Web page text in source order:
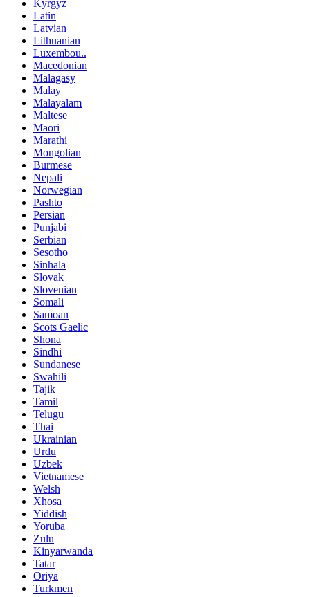
Kyrgyz
Latin
Latvian
Lithuanian
Luxembou..
Macedonian
Malagasy
Malay
Malayalam
Maltese
Maori
Marathi
Mongolian
Burmese
Nepali
Norwegian
Pashto
Persian
Punjabi
Serbian
Sesotho
Sinhala
Slovak
Slovenian
Somali
Samoan
Scots Gaelic
Shona
Sindhi
Sundanese
Swahili
Tajik
Tamil
Telugu
Thai
Ukrainian
Urdu
Uzbek
Vietnamese
Welsh
Xhosa
Yiddish
Yoruba
Zulu
Kinyarwanda
Tatar
Oriya
Turkmen